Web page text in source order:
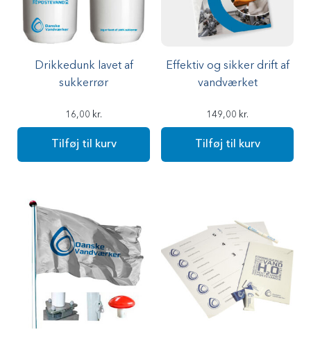
Drikkedunk lavet af
sukkerrør
16,00 kr.
Tilføj til kurv
Effektiv og sikker drift af
vandværket
149,00 kr.
Tilføj til kurv